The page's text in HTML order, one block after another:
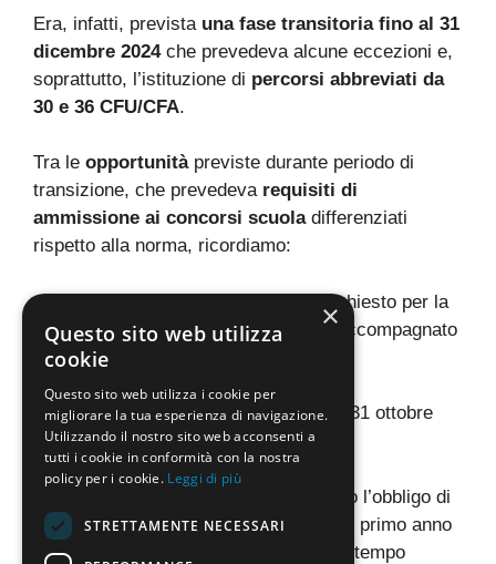
Era, infatti, prevista una fase transitoria fino al 31
dicembre 2024che prevedeva alcune eccezioni e,
soprattutto, l’istituzione di percorsi abbreviati da
30 e 36 CFU/CFA.
Tra le opportunitàpreviste durante periodo di
transizione, che prevedeva requisiti di
ammissione ai concorsi scuoladifferenziati
rispetto alla norma, ricordiamo:
possesso del titolo di studio richiesto per la
specifica classe di concorso, accompagnato
da un totale di 30 CFU/CFA;
24 CFU/CFA conseguiti entro il 31 ottobre
2022.
In entrambi i casi, tuttavia, era previsto l’obbligo di
integrare i crediti mancantidurante il primo anno
di assunzione in prova con contratto a tempo
×
Questo sito web utilizza
cookie
Questo sito web utilizza i cookie per
migliorare la tua esperienza di navigazione.
Utilizzando il nostro sito web acconsenti a
tutti i cookie in conformità con la nostra
policy per i cookie. Leggi di più
STRETTAMENTE NECESSARI